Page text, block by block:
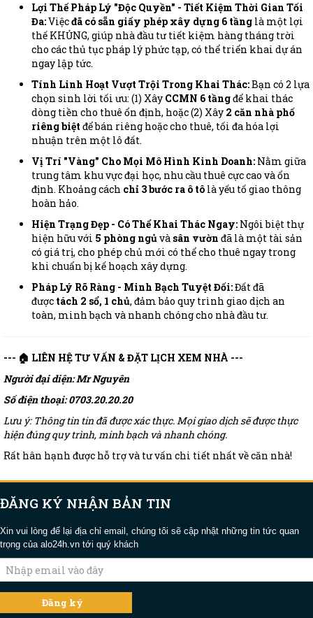
Lợi Thế Pháp Lý "Độc Quyền" - Tiết Kiệm Thời Gian Tối
Đa:Việcđã có sẵn giấy phép xây dựng 6 tầng là một lợi
thế KHỦNG, giúp nhà đầu tư tiết kiệm hàng tháng trời
cho các thủ tục pháp lý phức tạp, có thể triển khai dự án
ngay lập tức.
Tính Linh Hoạt Vượt Trội Trong Khai Thác:Bạn có 2 lựa
chọn sinh lời tối ưu: (1) Xây CCMN 6 tầngđể khai thác
dòng tiền cho thuê ổn định, hoặc (2) Xây 2 căn nhà phố
riêng biệt để bán riêng hoặc cho thuê, tối đa hóa lợi
nhuận trên một lô đất.
Vị Trí "Vàng" Cho Mọi Mô Hình Kinh Doanh: Nằm giữa
trung tâm khu vực đại học, nhu cầu thuê cực cao và ổn
định. Khoảng cách chỉ 3 bước ra ô tô là yếu tố giao thông
hoàn hảo.
Hiện Trạng Đẹp - Có Thể Khai Thác Ngay: Ngôi biệt thự
hiện hữu với 5 phòng ngủvà sân vườn đã là một tài sản
có giá trị, cho phép chủ mới có thể cho thuê ngay trong
khi chuẩn bị kế hoạch xây dựng.
Pháp Lý Rõ Ràng - Minh Bạch Tuyệt Đối:Đất đã
được tách 2 sổ, 1 chủ, đảm bảo quy trình giao dịch an
toàn, minh bạch và nhanh chóng cho nhà đầu tư.
--- 🏠 LIÊN HỆ TƯ VẤN & ĐẶT LỊCH XEM NHÀ ---
Người đại diện: Mr Nguyên
Số điện thoại: 0703.20.20.20
Lưu ý: Thông tin tin đã được xác thực. Mọi giao dịch sẽ được thực
hiện đúng quy trình, minh bạch và nhanh chóng.
Rất hân hạnh được hỗ trợ và tư vấn chi tiết nhất về căn nhà!
ĐĂNG KÝ NHẬN BẢN TIN
Xin vui lòng để lại địa chỉ email, chúng tôi sẽ cập nhật những tin tức quan
trọng của alo24h.vn tới quý khách